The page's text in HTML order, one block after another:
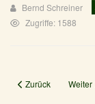
Bernd Schreiner
Zugriffe: 1588
Vorheriger Beitrag:
Zurück Weiter